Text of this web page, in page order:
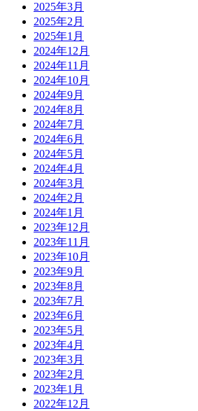
2025年3月
2025年2月
2025年1月
2024年12月
2024年11月
2024年10月
2024年9月
2024年8月
2024年7月
2024年6月
2024年5月
2024年4月
2024年3月
2024年2月
2024年1月
2023年12月
2023年11月
2023年10月
2023年9月
2023年8月
2023年7月
2023年6月
2023年5月
2023年4月
2023年3月
2023年2月
2023年1月
2022年12月